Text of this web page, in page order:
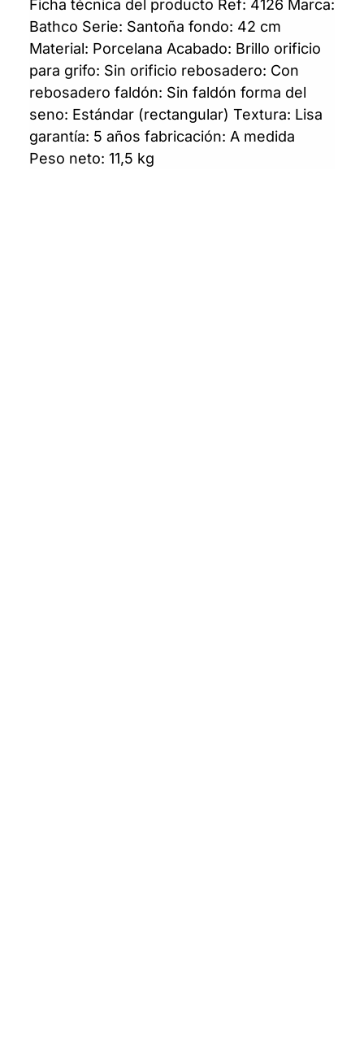
Ficha técnica del producto Ref: 4126 Marca:
Bathco Serie: Santoña fondo: 42 cm
Material: Porcelana Acabado: Brillo orificio
para grifo: Sin orificio rebosadero: Con
rebosadero faldón: Sin faldón forma del
seno: Estándar (rectangular) Textura: Lisa
garantía: 5 años fabricación: A medida
Peso neto: 11,5 kg